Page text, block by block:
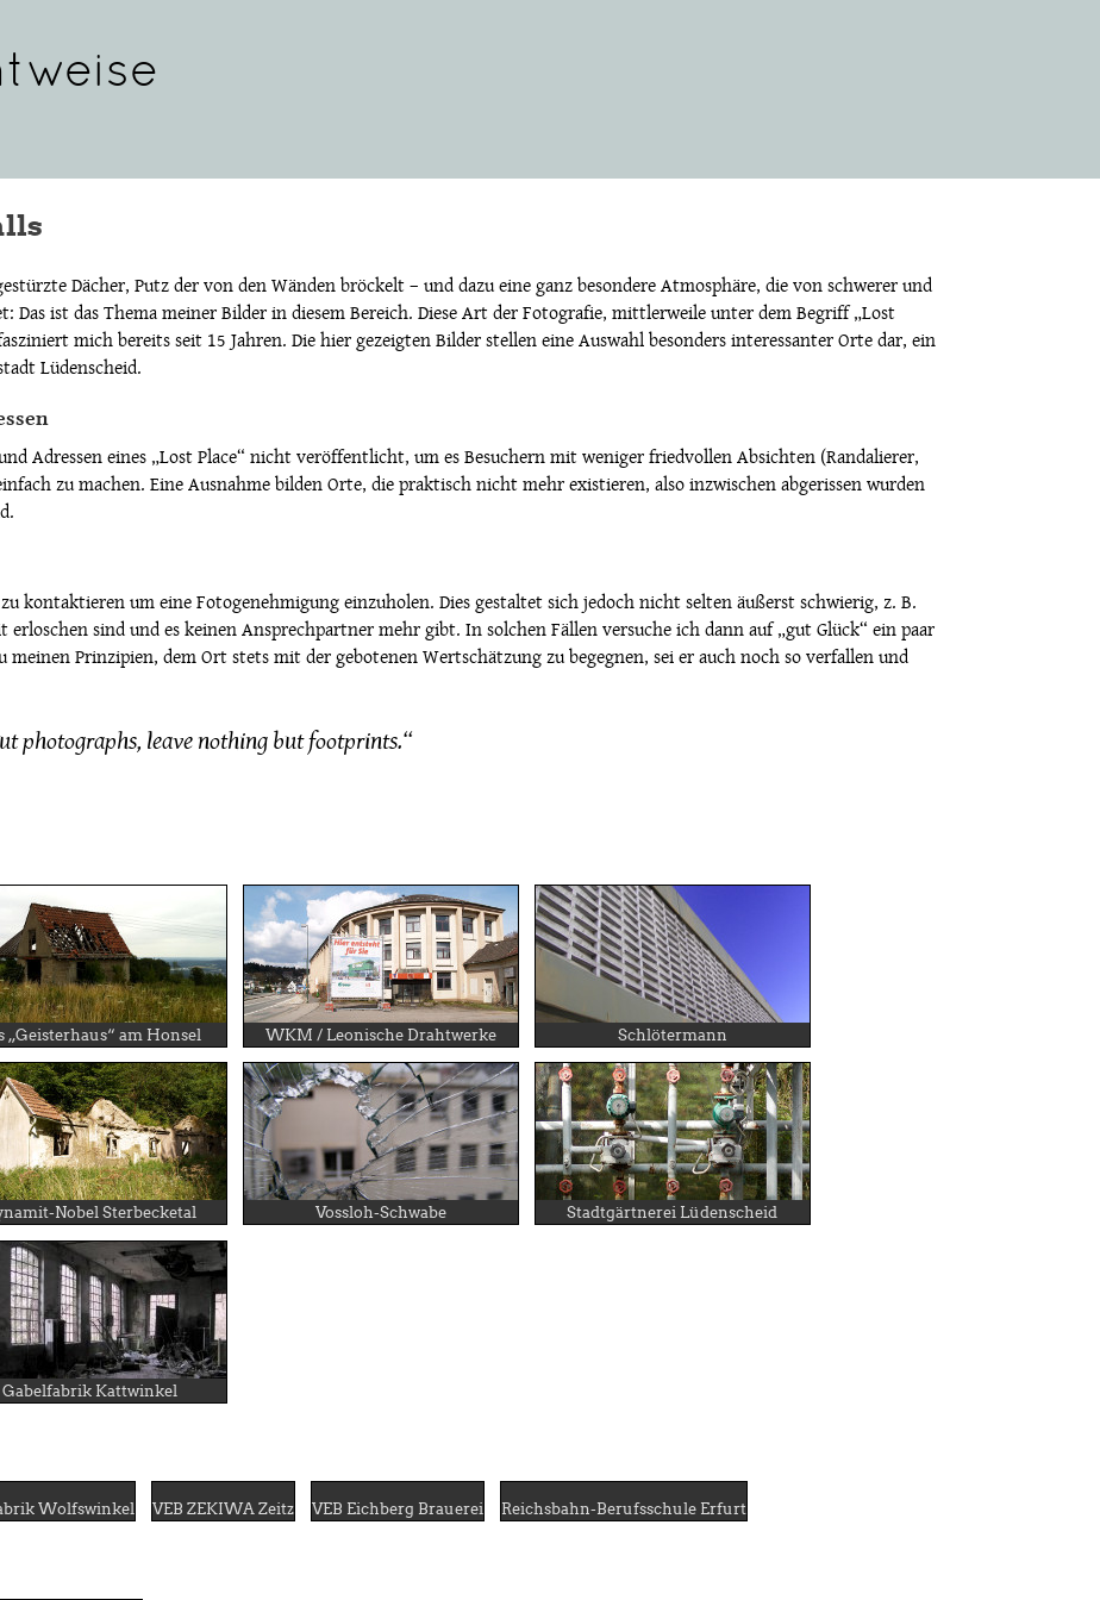
Dächer, Putz der von den Wänden bröckelt – und dazu eine ganz besondere Atmosphäre, die von schwerer und
Das ist das Thema meiner Bilder in diesem Bereich. Diese Art der Fotografie, mittlerweile unter dem Begriff „Lost
mich bereits seit 15 Jahren. Die hier gezeigten Bilder stellen eine Auswahl besonders interessanter Orte dar, ein
Lüdenscheid.
Adressen eines „Lost Place“ nicht veröffentlicht, um es Besuchern mit weniger friedvollen Absichten (Randalierer,
zu machen. Eine Ausnahme bilden Orte, die praktisch nicht mehr existieren, also inzwischen abgerissen wurden
kontaktieren um eine Fotogenehmigung einzuholen. Dies gestaltet sich jedoch nicht selten äußerst schwierig, z. B.
sind und es keinen Ansprechpartner mehr gibt. In solchen Fällen versuche ich dann auf „gut Glück“ ein paar
meinen Prinzipien, dem Ort stets mit der gebotenen Wertschätzung zu begegnen, sei er auch noch so verfallen und
photographs, leave nothing but footprints.“
„Geisterhaus“ am Honsel WKM / Leonische Drahtwerke Schlötermann
Nobel Sterbecketal Vossloh-Schwabe Stadtgärtnerei Lüdenscheid
Gabelfabrik Kattwinkel
Wolfswinkel VEB ZEKIWA Zeitz VEB Eichberg Brauerei Reichsbahn-Berufsschule Erfurt